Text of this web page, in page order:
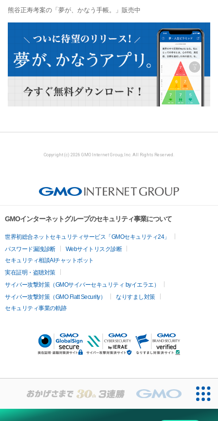
熊谷正寿考案の「夢が、かなう手帳。」販売中
Copyright (c) 2026 GMO Internet Group, Inc. All Rights Reserved.
GMOインターネットグループのセキュリティ事業について
世界初総合ネットセキュリティサービス「GMOセキュリティ24」
パスワード漏洩診断
Webサイトリスク診断
セキュリティ相談AIチャットボット
実在証明・盗聴対策
サイバー攻撃対策（GMOサイバーセキュリティ byイエラエ）
サイバー攻撃対策（GMO Flatt Security）
なりすまし対策
セキュリティ事業の軌跡